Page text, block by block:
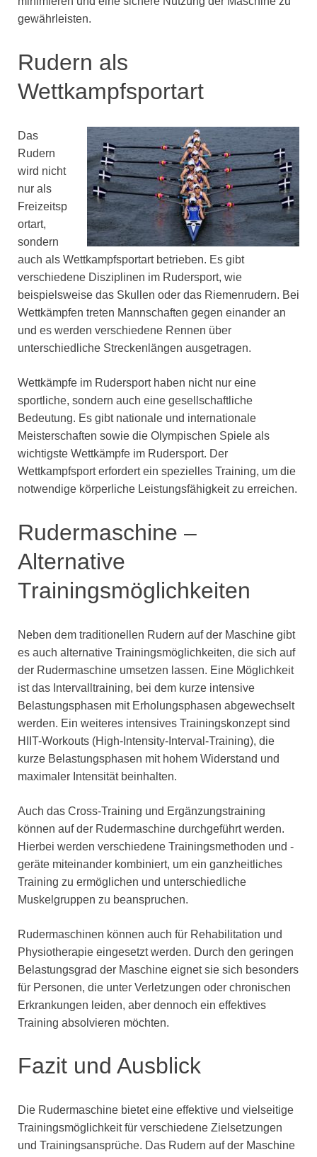
gewährleisten.
Rudern als
Wettkampfsportart
Das
Rudern
wird nicht
nur als
Freizeitsp
ortart,
sondern
auch als Wettkampfsportart betrieben. Es gibt
verschiedene Disziplinen im Rudersport, wie
beispielsweise das Skullen oder das Riemenrudern. Bei
Wettkämpfen treten Mannschaften gegen einander an
und es werden verschiedene Rennen über
unterschiedliche Streckenlängen ausgetragen.
Wettkämpfe im Rudersport haben nicht nur eine
sportliche, sondern auch eine gesellschaftliche
Bedeutung. Es gibt nationale und internationale
Meisterschaften sowie die Olympischen Spiele als
wichtigste Wettkämpfe im Rudersport. Der
Wettkampfsport erfordert ein spezielles Training, um die
notwendige körperliche Leistungsfähigkeit zu erreichen.
Rudermaschine –
Alternative
Trainingsmöglichkeiten
Neben dem traditionellen Rudern auf der Maschine gibt
es auch alternative Trainingsmöglichkeiten, die sich auf
der Rudermaschine umsetzen lassen. Eine Möglichkeit
ist das Intervalltraining, bei dem kurze intensive
Belastungsphasen mit Erholungsphasen abgewechselt
werden. Ein weiteres intensives Trainingskonzept sind
HIIT-Workouts (High-Intensity-Interval-Training), die
kurze Belastungsphasen mit hohem Widerstand und
maximaler Intensität beinhalten.
Auch das Cross-Training und Ergänzungstraining
können auf der Rudermaschine durchgeführt werden.
Hierbei werden verschiedene Trainingsmethoden und -
geräte miteinander kombiniert, um ein ganzheitliches
Training zu ermöglichen und unterschiedliche
Muskelgruppen zu beanspruchen.
Rudermaschinen können auch für Rehabilitation und
Physiotherapie eingesetzt werden. Durch den geringen
Belastungsgrad der Maschine eignet sie sich besonders
für Personen, die unter Verletzungen oder chronischen
Erkrankungen leiden, aber dennoch ein effektives
Training absolvieren möchten.
Fazit und Ausblick
Die Rudermaschine bietet eine effektive und vielseitige
Trainingsmöglichkeit für verschiedene Zielsetzungen
und Trainingsansprüche. Das Rudern auf der Maschine